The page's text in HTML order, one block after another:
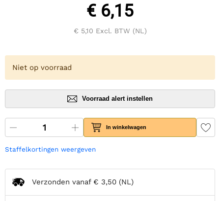
€ 6,15
€ 5,10 Excl. BTW (NL)
Niet op voorraad
Voorraad alert instellen
In winkelwagen
Staffelkortingen weergeven
Verzonden vanaf € 3,50 (NL)